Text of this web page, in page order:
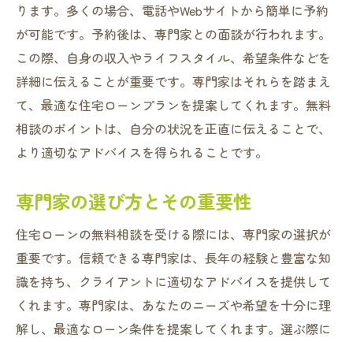
相談の流れ
初心者向け相談の特徴
住宅ローンの基礎知識を学べる
具体的な相談のステップ
相談前に知っておきたいこと
相談後のアクションプラン作成
ライフスタイルに合わせたプラン選び寝屋川市
ライフスタイル分析の必要性
自分に合ったプランの見つけ方
住宅ローンと家計のバランス
将来のライフイベントを考慮したプラン
ります。多くの場合、電話やWebサイトから簡単に予約
が可能です。予約後は、専門家との面談が行われます。
この際、自身の収入やライフスタイル、希望条件などを
詳細に伝えることが重要です。専門家はそれらを踏まえ
て、最適な住宅ローンプランを提案してくれます。無料
相談のポイントは、自分の状況を正直に伝えることで、
より適切なアドバイスを得られることです。
専門家の選び方とその重要性
住宅ローンの無料相談を受ける際には、専門家の選択が
重要です。信頼できる専門家は、長年の経験と豊富な知
識を持ち、クライアントに適切なアドバイスを提供して
くれます。専門家は、あなたのニーズや希望を十分に理
解し、最適なローン条件を提案してくれます。選ぶ際に